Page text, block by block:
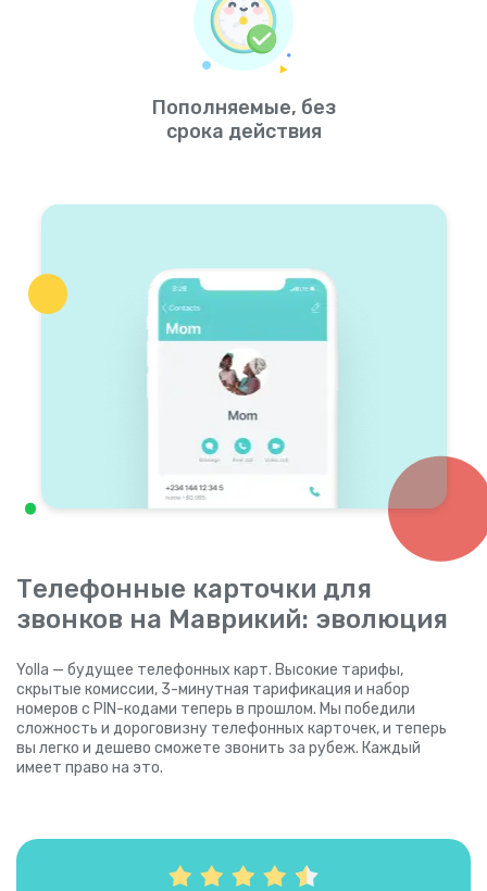
Пополняемые, без
срока действия
Телефонные карточки для
звонков на Маврикий: эволюция
Yolla — будущее телефонных карт. Высокие тарифы,
скрытые комиссии, 3-минутная тарификация и набор
номеров с PIN-кодами теперь в прошлом. Мы победили
сложность и дороговизну телефонных карточек, и теперь
вы легко и дешево сможете звонить за рубеж. Каждый
имеет право на это.